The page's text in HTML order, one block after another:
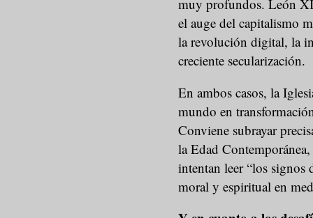
muy profundos. León
el auge del capitalismo
la revolución digital, la
creciente secularización.
En ambos casos, la
mundo en
Conviene subrayar
la Edad
intentan leer “los signos
moral y espiritual en